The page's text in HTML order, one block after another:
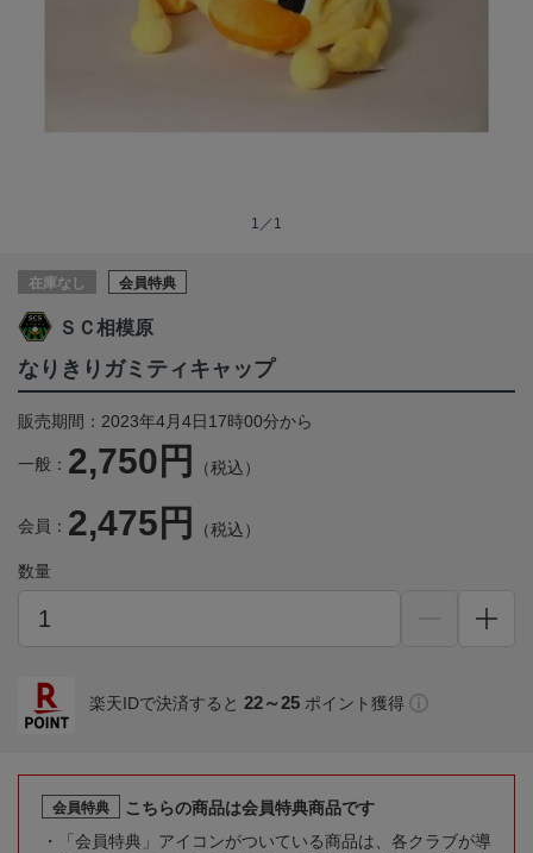
1／1
在庫なし 会員特典
ＳＣ相模原
なりきりガミティキャップ
販売期間：2023年4月4日17時00分から
一般： 2,750円 （税込）
会員： 2,475円 （税込）
数量
楽天IDで決済すると 22～25 ポイント獲得
会員特典
こちらの商品は会員特典商品です
「会員特典」アイコンがついている商品は、各クラブが導